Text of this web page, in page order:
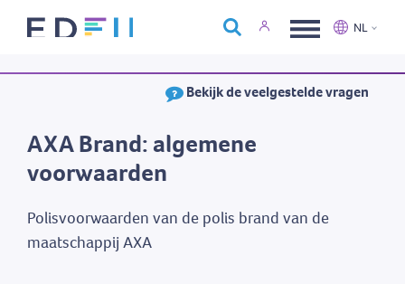
Over Edfin
Kalender
NL
Français
Bekijk de veelgestelde vragen
AXA Brand: algemene
voorwaarden
Polisvoorwaarden van de polis brand van de
maatschappij AXA